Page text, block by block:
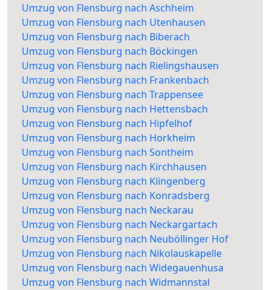
Umzug von Flensburg nach Aschheim
Umzug von Flensburg nach Utenhausen
Umzug von Flensburg nach Biberach
Umzug von Flensburg nach Böckingen
Umzug von Flensburg nach Rielingshausen
Umzug von Flensburg nach Frankenbach
Umzug von Flensburg nach Trappensee
Umzug von Flensburg nach Hettensbach
Umzug von Flensburg nach Hipfelhof
Umzug von Flensburg nach Horkheim
Umzug von Flensburg nach Sontheim
Umzug von Flensburg nach Kirchhausen
Umzug von Flensburg nach Klingenberg
Umzug von Flensburg nach Konradsberg
Umzug von Flensburg nach Neckarau
Umzug von Flensburg nach Neckargartach
Umzug von Flensburg nach Neuböllinger Hof
Umzug von Flensburg nach Nikolauskapelle
Umzug von Flensburg nach Widegauenhusa
Umzug von Flensburg nach Widmannstal